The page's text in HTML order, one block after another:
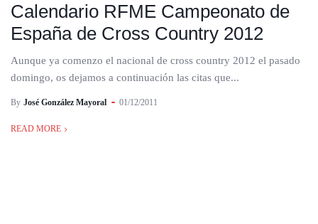
Calendario RFME Campeonato de
España de Cross Country 2012
Aunque ya comenzo el nacional de cross country 2012 el pasado
domingo, os dejamos a continuación las citas que...
By José González Mayoral 01/12/2011
READ MORE